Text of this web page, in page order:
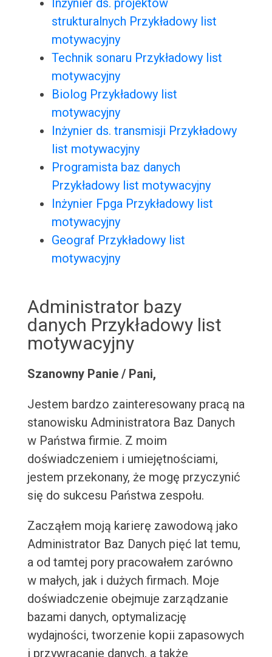
Inżynier ds. projektów
strukturalnych Przykładowy list
motywacyjny
Technik sonaru Przykładowy list
motywacyjny
Biolog Przykładowy list
motywacyjny
Inżynier ds. transmisji Przykładowy
list motywacyjny
Programista baz danych
Przykładowy list motywacyjny
Inżynier Fpga Przykładowy list
motywacyjny
Geograf Przykładowy list
motywacyjny
Administrator bazy
danych Przykładowy list
motywacyjny
Szanowny Panie / Pani,
Jestem bardzo zainteresowany pracą na
stanowisku Administratora Baz Danych
w Państwa firmie. Z moim
doświadczeniem i umiejętnościami,
jestem przekonany, że mogę przyczynić
się do sukcesu Państwa zespołu.
Zacząłem moją karierę zawodową jako
Administrator Baz Danych pięć lat temu,
a od tamtej pory pracowałem zarówno
w małych, jak i dużych firmach. Moje
doświadczenie obejmuje zarządzanie
bazami danych, optymalizację
wydajności, tworzenie kopii zapasowych
i przywracanie danych, a także